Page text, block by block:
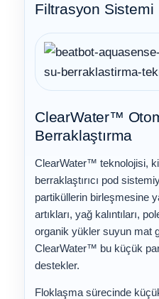
Filtrasyon Sistemi
ClearWater™
Berraklaştırma
ClearWater™ teknolojisi,
berraklaştırıcı pod
partiküllerin birleşmesine
artıkları, yağ kalıntıları,
organik yükler suyun mat
ClearWater™ bu küçük
destekler.
Floklaşma sürecinde